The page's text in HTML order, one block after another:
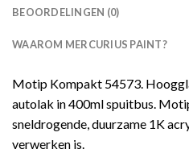
BEOORDELINGEN (0)
WAAROM MERCURIUS PAINT?
Motip Kompakt 54573.
autolak in 400ml spuitbus.
sneldrogende, duurzame 1K
verwerken is.